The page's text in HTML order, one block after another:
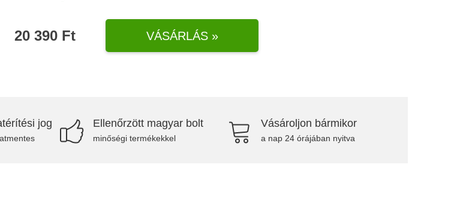
20 390 Ft VÁSÁRLÁS »
jog Ellenőrzött magyar bolt
minőségi termékekkel
Vásároljon bármikor
a nap 24 órájában nyitva